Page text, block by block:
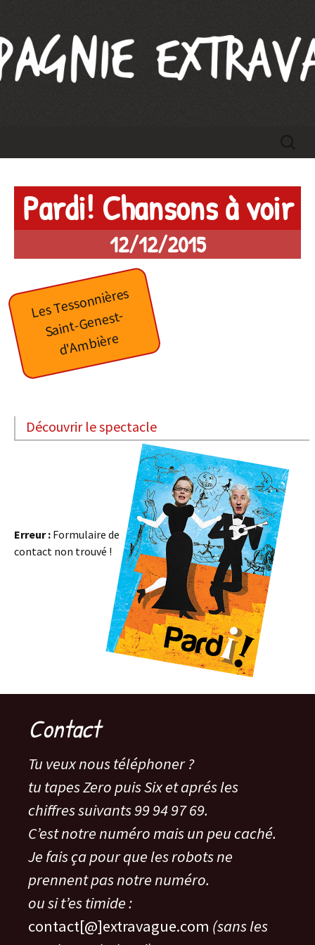
Compagnie Extravague
Pardi! Chansons à voir
12/12/2015
Les Tessonnières
S
ai
nt-
G
e
n
est-
d'
A
m
bi
èr
e
Découvrir le spectacle
Erreur : Formulaire de
contact non trouvé !
Contact
Tu veux nous téléphoner ?
tu tapes Zero puis Six et aprés les
chiffres suivants 99 94 97 69.
C’est notre numéro mais un peu caché.
Je fais ça pour que les robots ne
prennent pas notre numéro.
ou si t’es timide :
contact[@]extravague.com (sans les